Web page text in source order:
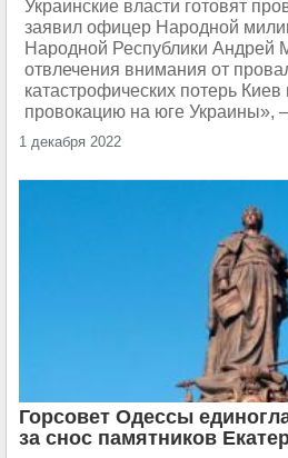
Украинские власти готовят
заявил офицер Народной
Народной Республики Андрей
отвлечения внимания от
катастрофических потерь
провокацию на юге Украины»,
1 декабря 2022
Горсовет Одессы
за снос памятников